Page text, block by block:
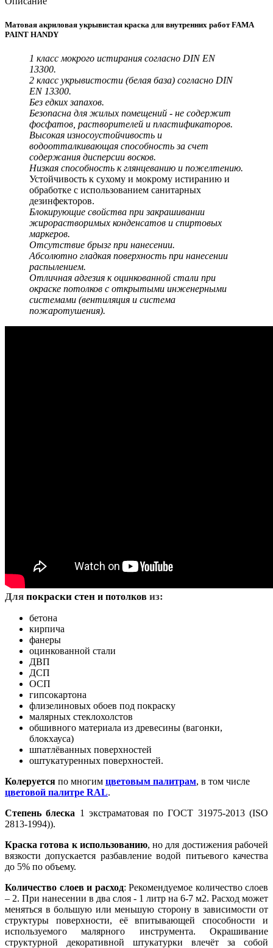
Матовая акриловая укрывистая краска для внутренних работ FAMA
PAINT HANDY
1 класс мокрого истирания согласно DIN EN
13300.
2 класс укрывистости (белая база) согласно DIN
EN 13300.
Без едких запахов.
Безопасна для жилых помещений - не содержит
фосфатов, растворителей и пластификаторов.
Высокая износоустойчивость и
водоотталкивающая способность за счет
содержания дисперсии восков.
Низкая способность к глянцеванию и пожелтению.
Устойчивость к сухому и мокрому истиранию и
обработке с использованием санитарных
дезинфекторов.
Блокирующие свойства при закрашивании
жирорастворимых конденсатов и спиртовых
маркеров.
Отсутствие брызг при нанесении.
Абсолютно гладкая поверхность при нанесении
распылением.
Отличная адгезия к оцинкованной стали при
окраске потолков с открытыми инженерными
системами (вентиляция и система
пожаротушения).
Для покраски стен и потолков из:
бетона
кирпича
фанеры
оцинкованной стали
ДВП
ДСП
ОСП
гипсокартона
флизелиновых обоев под покраску
малярных стеклохолстов
обшивного материала из древесины (вагонки,
блокхауса)
шпатлёванных поверхностей
оштукатуренных поверхностей.
Колеруется по многим цветовым палитрам, в том числе
цветовой палитре RAL.
Степень блеска 1 экстраматовая по ГОСТ 31975-2013 (ISO
2813-1994)).
Краска готова к использованию, но для достижения рабочей
вязкости допускается разбавление водой питьевого качества
до 5% по объему.
Количество слоев и расход: Рекомендуемое количество слоев
– 2. При нанесении в два слоя - 1 литр на 6-7 м2. Расход может
меняться в большую или меньшую сторону в зависимости от
структуры поверхности, её впитывающей способности и
используемого малярного инструмента. Окрашивание
структурной декоративной штукатурки влечёт за собой